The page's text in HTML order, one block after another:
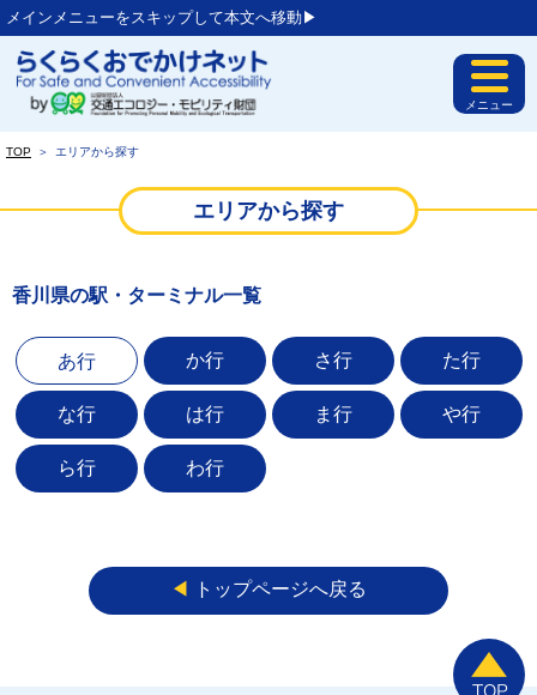
メインメニューをスキップして本文へ移動▶︎
メニュー
TOP ＞ エリアから探す
エリアから探す
香川県の駅・ターミナル一覧
あ行 か行 さ行 た行
な行 は行 ま行 や行
ら行 わ行
◀︎ トップページへ戻る